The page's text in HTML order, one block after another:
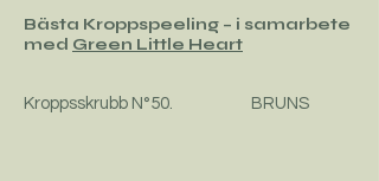
Bästa Kroppspeeling – i samarbete
med Green Little Heart
Kroppsskrubb N°50. BRUNS